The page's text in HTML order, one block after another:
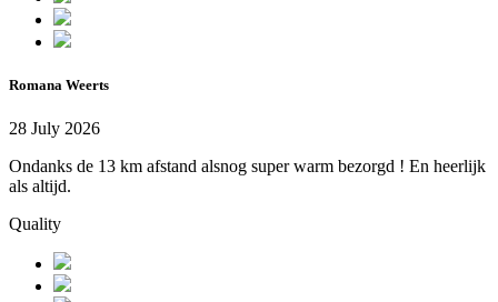
Romana Weerts
28 July 2026
Ondanks de 13 km afstand alsnog super warm bezorgd ! En heerlijk
als altijd.
Quality